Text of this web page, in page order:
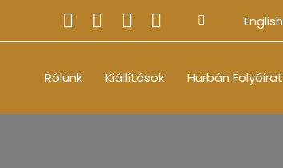
English
Rólunk Kiállítások Hurbán Folyóirat